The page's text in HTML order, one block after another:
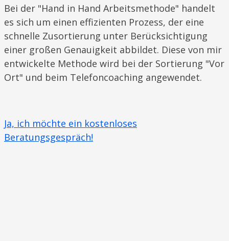
​Bei der "Hand in Hand Arbeitsmethode" handelt
es sich um einen effizienten Prozess, der eine
schnelle Zusortierung unter Berücksichtigung
einer großen Genauigkeit abbildet. Diese von mir
entwickelte Methode wird bei der Sortierung "Vor
Ort" und beim Telefoncoaching angewendet.
Ja, ich möchte ein kostenloses
Beratungsgespräch!